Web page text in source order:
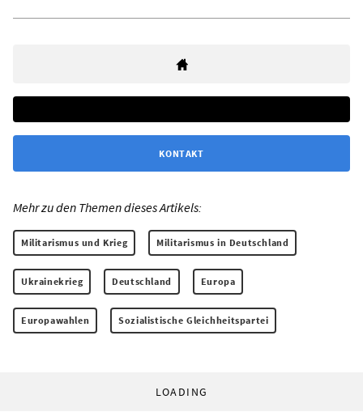
KONTAKT
Mehr zu den Themen dieses Artikels:
Militarismus und Krieg Militarismus in Deutschland
Ukrainekrieg Deutschland Europa
Europawahlen Sozialistische Gleichheitspartei
LOADING